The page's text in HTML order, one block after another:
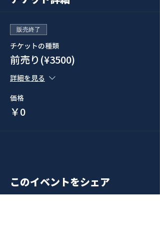
販売終了
チケットの種類
前売り(¥3500)
詳細を見る
価格
￥0
このイベントをシェア